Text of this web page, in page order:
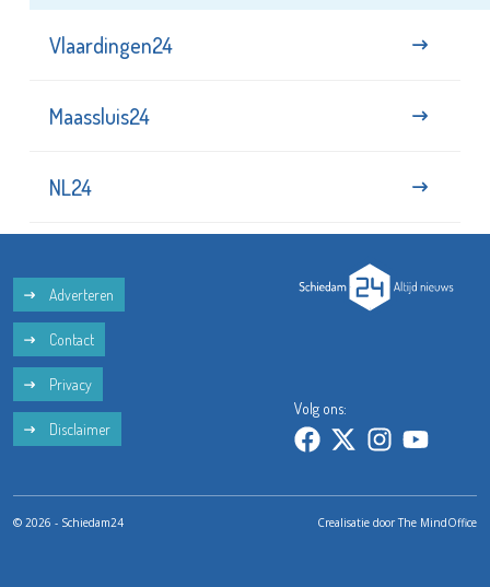
Vlaardingen24
Maassluis24
NL24
Adverteren
Contact
Privacy
Disclaimer
Volg ons:
© 2026 - Schiedam24 Crealisatie doorThe MindOffice